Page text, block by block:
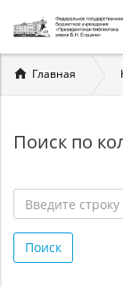
Вы
здесь
Главная
Поиск по
строку
для
Поиск